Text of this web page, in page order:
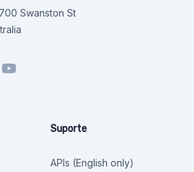
Swanston St
YouTube
Suporte
APIs (English only)